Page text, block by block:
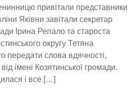
привітали представники
Яківни завітали секретар
Ірина Репало та староста
округу Тетяна
передати слова вдячності,
імені Козятинської громади.
і все […]